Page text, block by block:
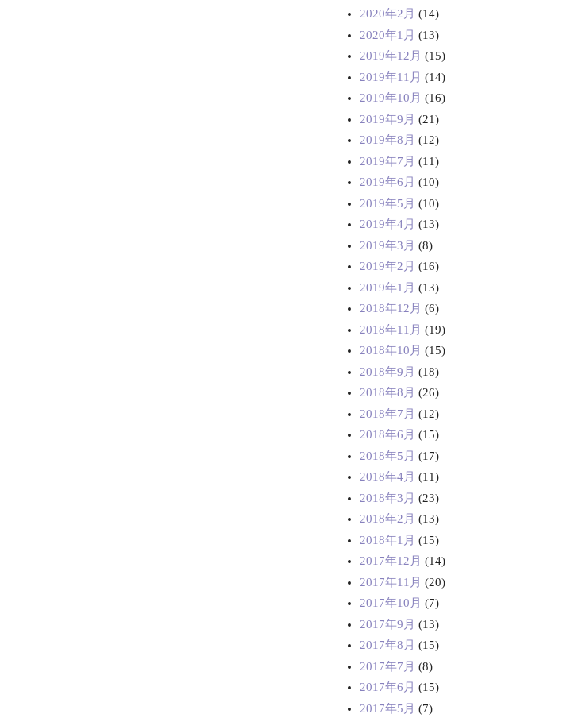
2020年2月 (14)
2020年1月 (13)
2019年12月 (15)
2019年11月 (14)
2019年10月 (16)
2019年9月 (21)
2019年8月 (12)
2019年7月 (11)
2019年6月 (10)
2019年5月 (10)
2019年4月 (13)
2019年3月 (8)
2019年2月 (16)
2019年1月 (13)
2018年12月 (6)
2018年11月 (19)
2018年10月 (15)
2018年9月 (18)
2018年8月 (26)
2018年7月 (12)
2018年6月 (15)
2018年5月 (17)
2018年4月 (11)
2018年3月 (23)
2018年2月 (13)
2018年1月 (15)
2017年12月 (14)
2017年11月 (20)
2017年10月 (7)
2017年9月 (13)
2017年8月 (15)
2017年7月 (8)
2017年6月 (15)
2017年5月 (7)